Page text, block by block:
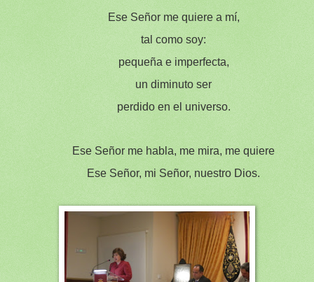
Ese Señor me quiere a mí,
tal como soy:
pequeña e imperfecta,
un diminuto ser
perdido en el universo.
Ese Señor me habla, me mira, me quiere
Ese Señor, mi Señor, nuestro Dios.